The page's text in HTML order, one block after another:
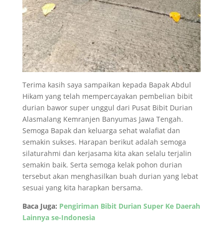
Terima kasih saya sampaikan kepada Bapak Abdul
Hikam yang telah mempercayakan pembelian bibit
durian bawor super unggul dari Pusat Bibit Durian
Alasmalang Kemranjen Banyumas Jawa Tengah.
Semoga Bapak dan keluarga sehat walafiat dan
semakin sukses. Harapan berikut adalah semoga
silaturahmi dan kerjasama kita akan selalu terjalin
semakin baik. Serta semoga kelak pohon durian
tersebut akan menghasilkan buah durian yang lebat
sesuai yang kita harapkan bersama.
Baca Juga: Pengiriman Bibit Durian Super Ke Daerah
Lainnya se-Indonesia